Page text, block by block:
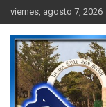
Skip
to
content
viernes, agosto 7, 2026